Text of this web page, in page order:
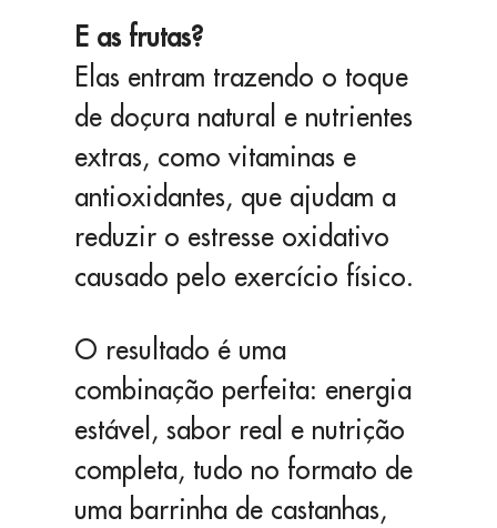
E as frutas?
Elas entram trazendo o toque
de doçura natural e nutrientes
extras, como vitaminas e
antioxidantes, que ajudam a
reduzir o estresse oxidativo
causado pelo exercício físico.
O resultado é uma
combinação perfeita: energia
estável, sabor real e nutrição
completa, tudo no formato de
uma barrinha de castanhas,